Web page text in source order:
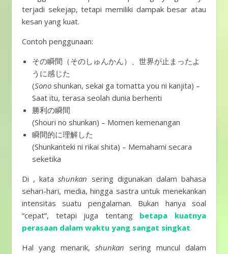
terjadi sekejap, tetapi memiliki dampak besar atau
kesan yang kuat.
Contoh penggunaan:
その瞬間（そのしゅんかん）、世界が止まったよ
うに感じた
(Sono shunkan, sekai ga tomatta you ni kanjita) –
Saat itu, terasa seolah dunia berhenti
勝利の瞬間
(Shouri no shunkan) – Momen kemenangan
瞬間的に理解した
(Shunkanteki ni rikai shita) – Memahami secara
seketika
Di , katashunkan sering digunakan dalam bahasa
sehari-hari, media, hingga sastra untuk menekankan
intensitas suatu pengalaman. Bukan hanya soal
“cepat”, tetapi juga tentang betapa kuatnya
perasaan dalam waktu yang sangat singkat.
Hal yang menarik, shunkan sering muncul dalam